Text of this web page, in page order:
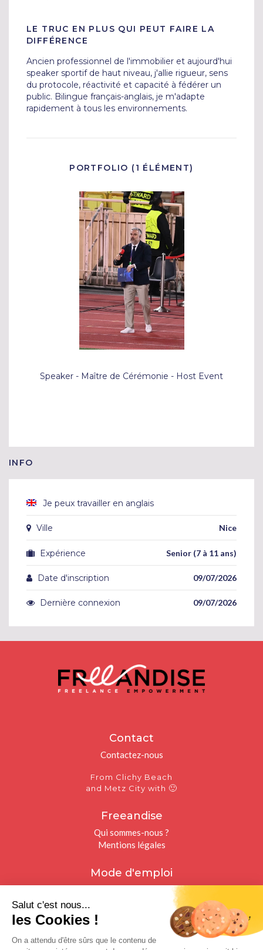
Salut c'est nous...
les Cookies !
On a attendu d'être sûrs que le contenu de
LE TRUC EN PLUS QUI PEUT FAIRE LA
DIFFÉRENCE
Ancien professionnel de l'immobilier et aujourd'hui
speaker sportif de haut niveau, j'allie rigueur, sens
du protocole, réactivité et capacité à fédérer un
public. Bilingue français-anglais, je m'adapte
rapidement à tous les environnements.
PORTFOLIO (1 ÉLÉMENT)
Speaker - Maître de Cérémonie - Host Event
INFO
Je peux travailler en anglais
Ville Nice
Expérience Senior (7 à 11 ans)
Date d'inscription 09/07/2026
Dernière connexion 09/07/2026
Contact
Contactez-nous
From Clichy Beach
and Metz City with 🙂
Freeandise
Qui sommes-nous ?
Mentions légales
Mode d'emploi
Restons connectés
Facebook